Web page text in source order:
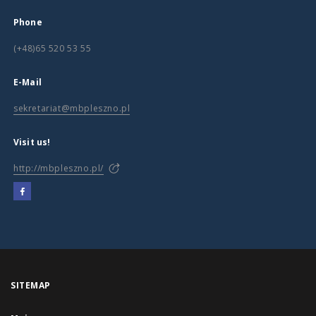
Phone
(+48)65 520 53 55
E-Mail
sekretariat@mbpleszno.pl
Visit us!
http://mbpleszno.pl/
SITEMAP